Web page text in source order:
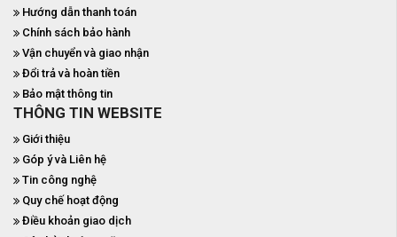
Hướng dẫn thanh toán
Chính sách bảo hành
Vận chuyển và giao nhận
Đổi trả và hoàn tiền
Bảo mật thông tin
THÔNG TIN WEBSITE
Giới thiệu
Góp ý và Liên hệ
Tin công nghệ
Quy chế hoạt động
Điều khoản giao dịch